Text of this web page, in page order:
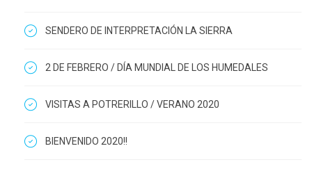
SENDERO DE INTERPRETACIÓN LA SIERRA
2 DE FEBRERO / DÍA MUNDIAL DE LOS HUMEDALES
VISITAS A POTRERILLO / VERANO 2020
BIENVENIDO 2020!!